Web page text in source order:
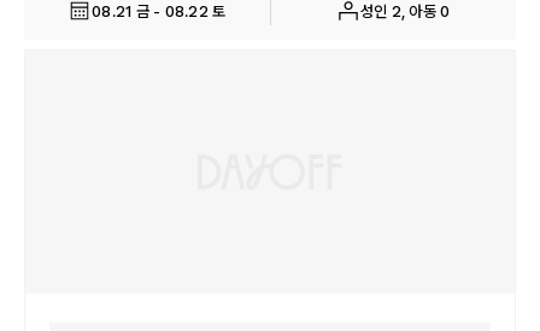
08.21 금 - 08.22 토 성인 2, 아동 0